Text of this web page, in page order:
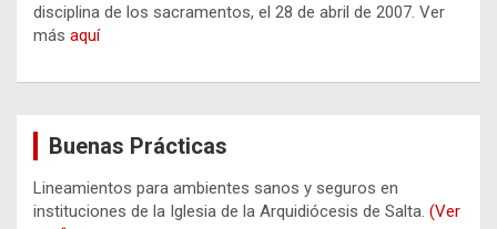
disciplina de los sacramentos, el 28 de abril de 2007. Ver
más aquí
Buenas Prácticas
Lineamientos para ambientes sanos y seguros en
instituciones de la Iglesia de la Arquidiócesis de Salta. (Ver